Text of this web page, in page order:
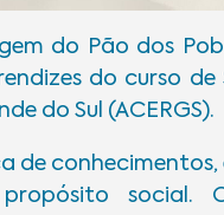
do Pão dos
do curso de
do Sul (ACERGS).
conhecimentos,
social.